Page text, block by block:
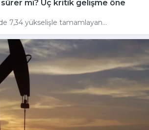
sürer mi? Üç kritik gelişme öne
7,34 yükselişle tamamlayan...